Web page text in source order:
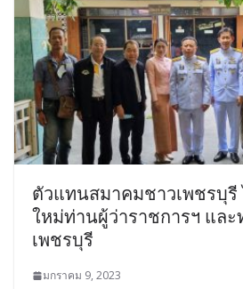
ตัวแทนสมาคมชาวเพชรบุรี
ใหม่ท่านผู้ว่าราชการฯ แล
เพชรบุรี
มกราคม 9, 2023